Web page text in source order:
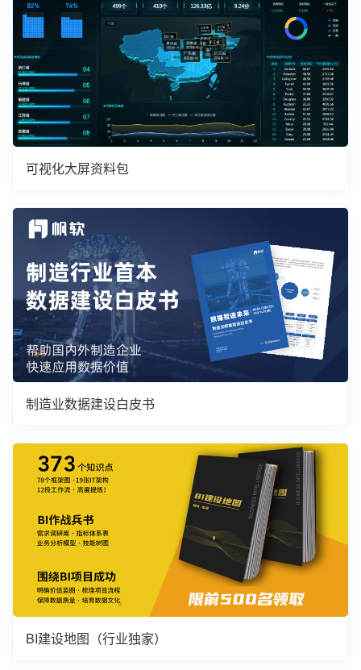
可视化大屏资料包
制造业数据建设白皮书
BI建设地图（行业独家）